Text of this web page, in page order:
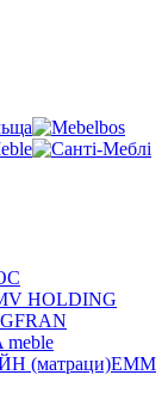
HOLDING
(матраци)EMM